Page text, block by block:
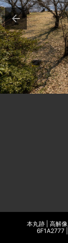
本丸跡 | 高解
6F1A2777